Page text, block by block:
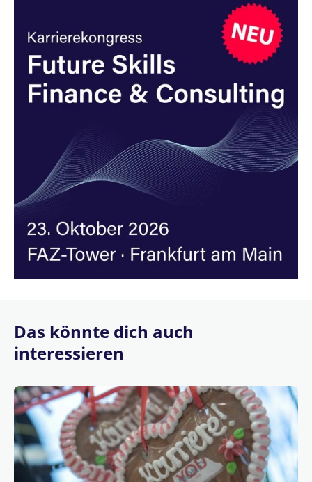
Das könnte dich auch
interessieren